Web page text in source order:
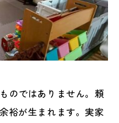
のではありません。頼
裕が生まれます。実家